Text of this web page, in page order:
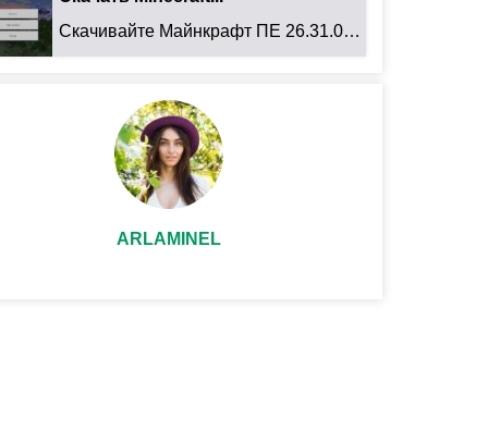
Скачивайте Майнкрафт ПЕ 26.31.01 для Android: ...
ARLAMINEL